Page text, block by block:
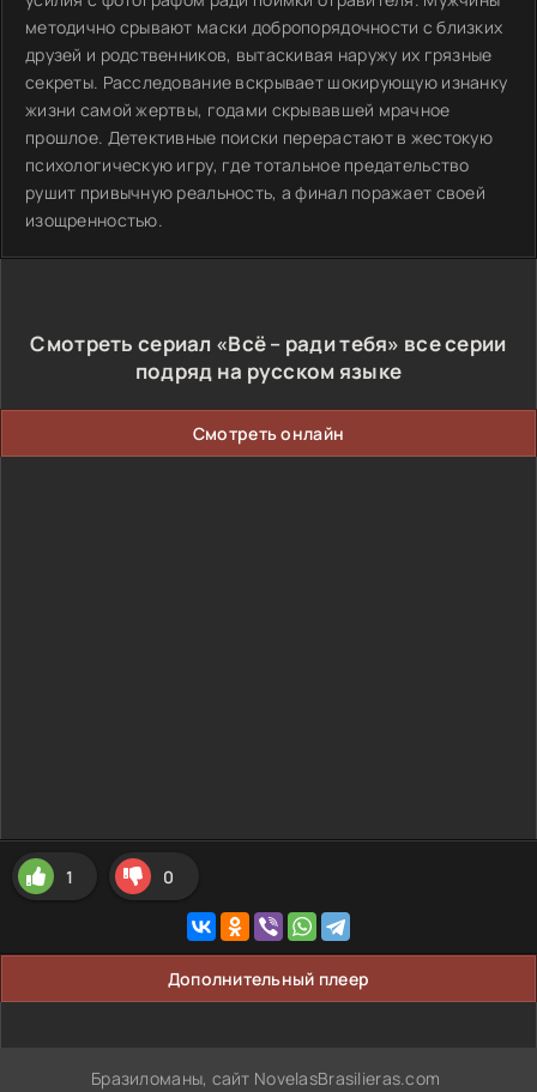
методично срывают маски добропорядочности с близких
друзей и родственников, вытаскивая наружу их грязные
секреты. Расследование вскрывает шокирующую изнанку
жизни самой жертвы, годами скрывавшей мрачное
прошлое. Детективные поиски перерастают в жестокую
психологическую игру, где тотальное предательство
рушит привычную реальность, а финал поражает своей
изощренностью.
Смотреть сериал «Всё – ради тебя» все серии
подряд на русском языке
Смотреть онлайн
1 0
Дополнительный плеер
Бразиломаны, сайт NovelasBrasilieras.com